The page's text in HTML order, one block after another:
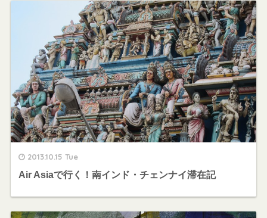
2013.10.15 Tue
Air Asiaで行く！南インド・チェンナイ滞在記